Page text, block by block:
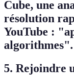
Cube, une
résolution
YouTube :
algorithmes".
5. Rejoindre